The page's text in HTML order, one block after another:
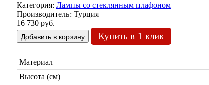
Категория: Лампы со стеклянным плафоном
Производитель: Турция
16 730 руб.
Купить в 1 клик
Материал
Высота (см)